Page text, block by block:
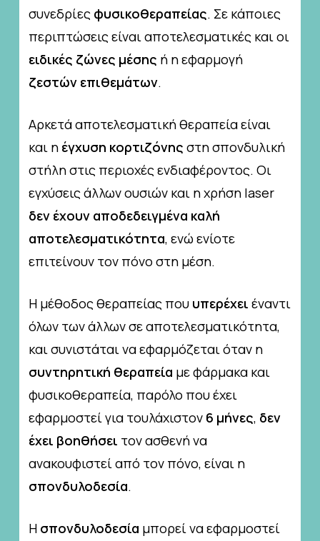
συνεδρίες φυσικοθεραπείας. Σε κάποιες
περιπτώσεις είναι αποτελεσματικές και οι
ειδικές ζώνες μέσης ή η εφαρμογή
ζεστών επιθεμάτων.
Αρκετά αποτελεσματική θεραπεία είναι
και η έγχυση κορτιζόνης στη σπονδυλική
στήλη στις περιοχές ενδιαφέροντος. Οι
εγχύσεις άλλων ουσιών και η χρήση laser
δεν έχουν αποδεδειγμένα καλή
αποτελεσματικότητα, ενώ ενίοτε
επιτείνουν τον πόνο στη μέση.
Η μέθοδος θεραπείας που υπερέχει έναντι
όλων των άλλων σε αποτελεσματικότητα,
και συνιστάται να εφαρμόζεται όταν η
συντηρητική θεραπεία με φάρμακα και
φυσικοθεραπεία, παρόλο που έχει
εφαρμοστεί για τουλάχιστον 6 μήνες, δεν
έχει βοηθήσει τον ασθενή να
ανακουφιστεί από τον πόνο, είναι η
σπονδυλοδεσία.
Η σπονδυλοδεσία μπορεί να εφαρμοστεί